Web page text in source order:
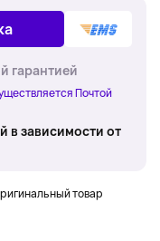
гарантией
Почтой
в зависимости от
товар